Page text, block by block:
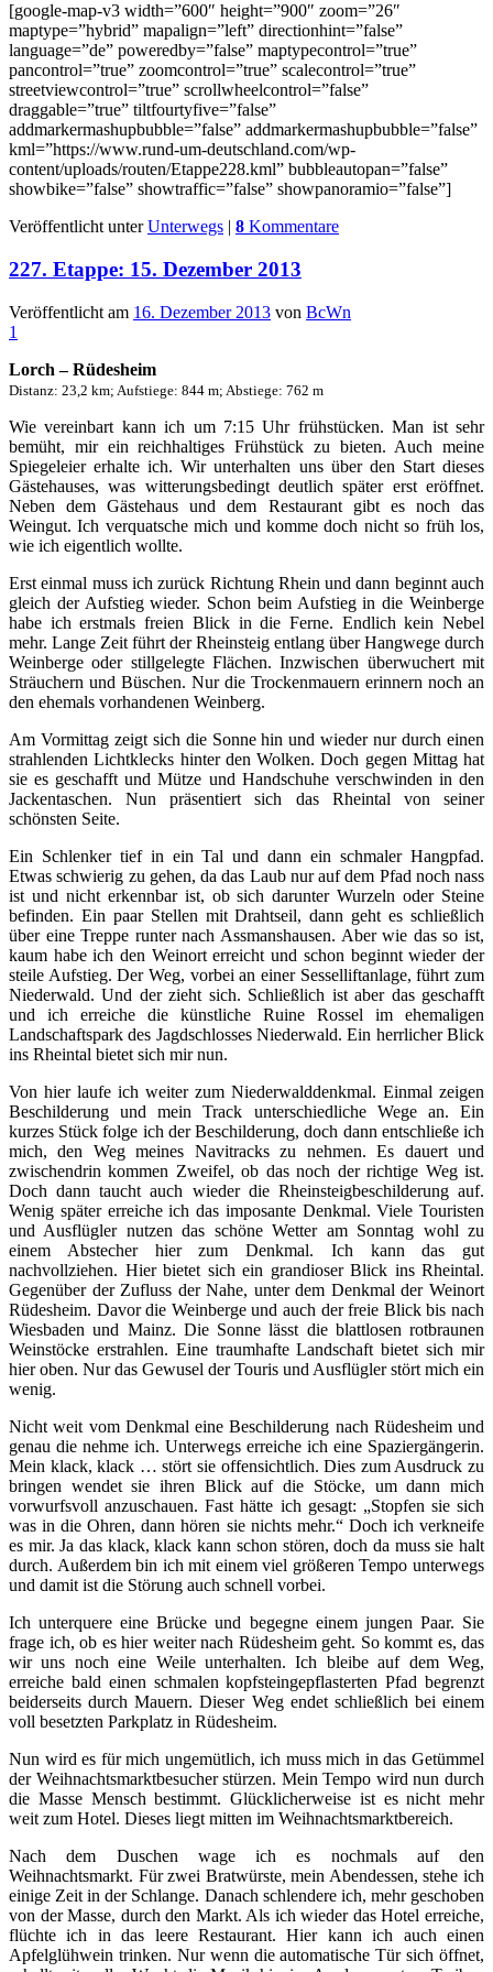
[google-map-v3 width=”600″ height=”900″ zoom=”26″
maptype=”hybrid” mapalign=”left” directionhint=”false”
language=”de” poweredby=”false” maptypecontrol=”true”
pancontrol=”true” zoomcontrol=”true” scalecontrol=”true”
streetviewcontrol=”true” scrollwheelcontrol=”false”
draggable=”true” tiltfourtyfive=”false”
addmarkermashupbubble=”false” addmarkermashupbubble=”false”
kml=”https://www.rund-um-deutschland.com/wp-
content/uploads/routen/Etappe228.kml” bubbleautopan=”false”
showbike=”false” showtraffic=”false” showpanoramio=”false”]
Veröffentlicht unter Unterwegs | 8 Kommentare
227. Etappe: 15. Dezember 2013
Veröffentlicht am 16. Dezember 2013 von BcWn
1
Lorch – Rüdesheim
Distanz: 23,2 km; Aufstiege: 844 m; Abstiege: 762 m
Wie vereinbart kann ich um 7:15 Uhr frühstücken. Man ist sehr
bemüht, mir ein reichhaltiges Frühstück zu bieten. Auch meine
Spiegeleier erhalte ich. Wir unterhalten uns über den Start dieses
Gästehauses, was witterungsbedingt deutlich später erst eröffnet.
Neben dem Gästehaus und dem Restaurant gibt es noch das
Weingut. Ich verquatsche mich und komme doch nicht so früh los,
wie ich eigentlich wollte.
Erst einmal muss ich zurück Richtung Rhein und dann beginnt auch
gleich der Aufstieg wieder. Schon beim Aufstieg in die Weinberge
habe ich erstmals freien Blick in die Ferne. Endlich kein Nebel
mehr. Lange Zeit führt der Rheinsteig entlang über Hangwege durch
Weinberge oder stillgelegte Flächen. Inzwischen überwuchert mit
Sträuchern und Büschen. Nur die Trockenmauern erinnern noch an
den ehemals vorhandenen Weinberg.
Am Vormittag zeigt sich die Sonne hin und wieder nur durch einen
strahlenden Lichtklecks hinter den Wolken. Doch gegen Mittag hat
sie es geschafft und Mütze und Handschuhe verschwinden in den
Jackentaschen. Nun präsentiert sich das Rheintal von seiner
schönsten Seite.
Ein Schlenker tief in ein Tal und dann ein schmaler Hangpfad.
Etwas schwierig zu gehen, da das Laub nur auf dem Pfad noch nass
ist und nicht erkennbar ist, ob sich darunter Wurzeln oder Steine
befinden. Ein paar Stellen mit Drahtseil, dann geht es schließlich
über eine Treppe runter nach Assmanshausen. Aber wie das so ist,
kaum habe ich den Weinort erreicht und schon beginnt wieder der
steile Aufstieg. Der Weg, vorbei an einer Sesselliftanlage, führt zum
Niederwald. Und der zieht sich. Schließlich ist aber das geschafft
und ich erreiche die künstliche Ruine Rossel im ehemaligen
Landschaftspark des Jagdschlosses Niederwald. Ein herrlicher Blick
ins Rheintal bietet sich mir nun.
Von hier laufe ich weiter zum Niederwalddenkmal. Einmal zeigen
Beschilderung und mein Track unterschiedliche Wege an. Ein
kurzes Stück folge ich der Beschilderung, doch dann entschließe ich
mich, den Weg meines Navitracks zu nehmen. Es dauert und
zwischendrin kommen Zweifel, ob das noch der richtige Weg ist.
Doch dann taucht auch wieder die Rheinsteigbeschilderung auf.
Wenig später erreiche ich das imposante Denkmal. Viele Touristen
und Ausflügler nutzen das schöne Wetter am Sonntag wohl zu
einem Abstecher hier zum Denkmal. Ich kann das gut
nachvollziehen. Hier bietet sich ein grandioser Blick ins Rheintal.
Gegenüber der Zufluss der Nahe, unter dem Denkmal der Weinort
Rüdesheim. Davor die Weinberge und auch der freie Blick bis nach
Wiesbaden und Mainz. Die Sonne lässt die blattlosen rotbraunen
Weinstöcke erstrahlen. Eine traumhafte Landschaft bietet sich mir
hier oben. Nur das Gewusel der Touris und Ausflügler stört mich ein
wenig.
Nicht weit vom Denkmal eine Beschilderung nach Rüdesheim und
genau die nehme ich. Unterwegs erreiche ich eine Spaziergängerin.
Mein klack, klack … stört sie offensichtlich. Dies zum Ausdruck zu
bringen wendet sie ihren Blick auf die Stöcke, um dann mich
vorwurfsvoll anzuschauen. Fast hätte ich gesagt: „Stopfen sie sich
was in die Ohren, dann hören sie nichts mehr.“ Doch ich verkneife
es mir. Ja das klack, klack kann schon stören, doch da muss sie halt
durch. Außerdem bin ich mit einem viel größeren Tempo unterwegs
und damit ist die Störung auch schnell vorbei.
Ich unterquere eine Brücke und begegne einem jungen Paar. Sie
frage ich, ob es hier weiter nach Rüdesheim geht. So kommt es, das
wir uns noch eine Weile unterhalten. Ich bleibe auf dem Weg,
erreiche bald einen schmalen kopfsteingepflasterten Pfad begrenzt
beiderseits durch Mauern. Dieser Weg endet schließlich bei einem
voll besetzten Parkplatz in Rüdesheim.
Nun wird es für mich ungemütlich, ich muss mich in das Getümmel
der Weihnachtsmarktbesucher stürzen. Mein Tempo wird nun durch
die Masse Mensch bestimmt. Glücklicherweise ist es nicht mehr
weit zum Hotel. Dieses liegt mitten im Weihnachtsmarktbereich.
Nach dem Duschen wage ich es nochmals auf den
Weihnachtsmarkt. Für zwei Bratwürste, mein Abendessen, stehe ich
einige Zeit in der Schlange. Danach schlendere ich, mehr geschoben
von der Masse, durch den Markt. Als ich wieder das Hotel erreiche,
flüchte ich in das leere Restaurant. Hier kann ich auch einen
Apfelglühwein trinken. Nur wenn die automatische Tür sich öffnet,